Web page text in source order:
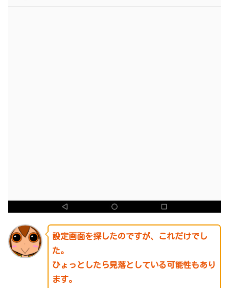
設定画面を探したのですが、これだけでし
た。
ひょっとしたら見落としている可能性もあり
ます。